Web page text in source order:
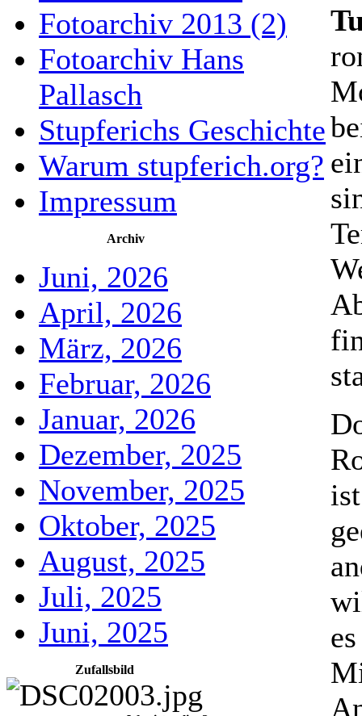
Fotoarchiv 2013 (2)
Fotoarchiv Hans
Pallasch
Stupferichs Geschichte
Warum stupferich.org?
Impressum
Archiv
Juni, 2026
April, 2026
März, 2026
Februar, 2026
Januar, 2026
Dezember, 2025
November, 2025
Oktober, 2025
August, 2025
Juli, 2025
Juni, 2025
Zufallsbild